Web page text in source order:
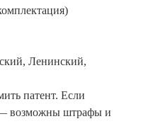
Ленинский,
патент. Если
— возможны штрафы и